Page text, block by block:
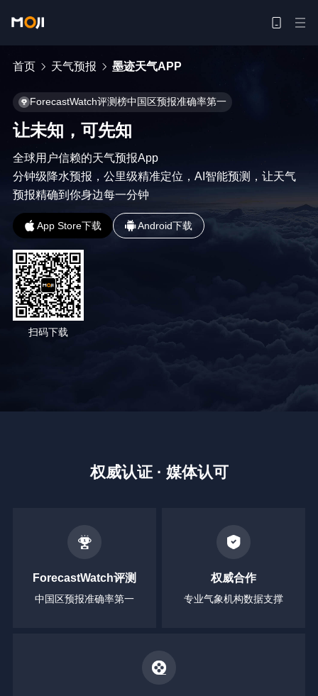
首页 天气预报 墨迹天气APP
ForecastWatch评测榜中国区预报准确率第一
让未知，可先知
全球用户信赖的天气预报App
分钟级降水预报，公里级精准定位，AI智能预测，让天气
预报精确到你身边每一分钟
App Store下载 Android下载
扫码下载
权威认证 · 媒体认可
ForecastWatch评测
中国区预报准确率第一
权威合作
专业气象机构数据支撑